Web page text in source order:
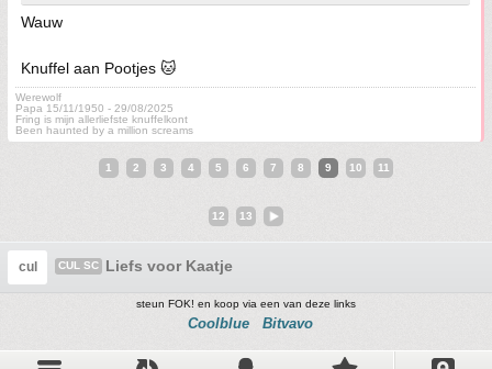
Wauw
Knuffel aan Pootjes 🐱
Werewolf
Papa 15/11/1950 - 29/08/2025
Fring is mijn allerliefste knuffelkont
Been haunted by a million screams
1 2 3 4 5 6 7 8 9 10 11
12 13
cul CUL SC Liefs voor Kaatje
steun FOK! en koop via een van deze links
Coolblue Bitvavo